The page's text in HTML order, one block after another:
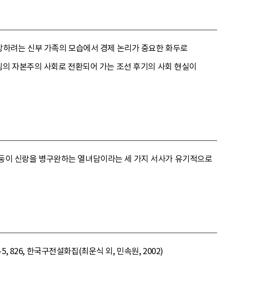
려는 신부 가족의 모습에서 경제 논리가 중요한 화두로
자본주의 사회로 전환되어 가는 조선 후기의 사회 현실이
신랑을 병구완하는 열녀담이라는 세 가지 서사가 유기적으로
826, 한국구전설화집(최운식 외, 민속원, 2002)